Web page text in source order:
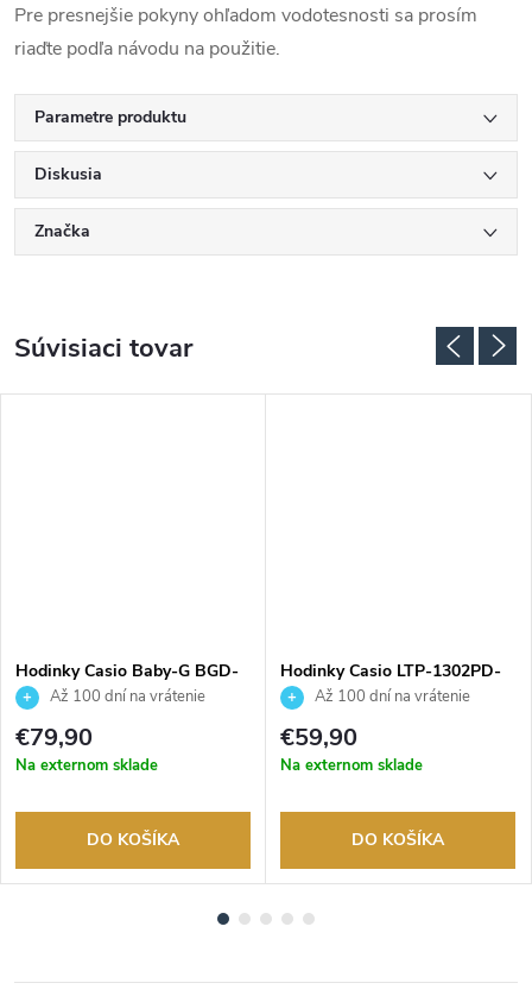
Pre presnejšie pokyny ohľadom vodotesnosti sa prosím
riaďte podľa návodu na použitie.
Parametre produktu
Diskusia
Značka
Súvisiaci tovar
Hodinky Casio Baby-G BGD-
565SC-1ER
Až 100 dní na vrátenie
tovaru. Autorizovaný predajca.
€79,90
Na externom sklade
DO KOŠÍKA
Hodinky Casio LTP-1302PD-
1A1VEGAž 100 dní na vrátenie
tovaru. Autorizovaný predajca.
€59,90
Na externom sklade
DO KOŠÍKA